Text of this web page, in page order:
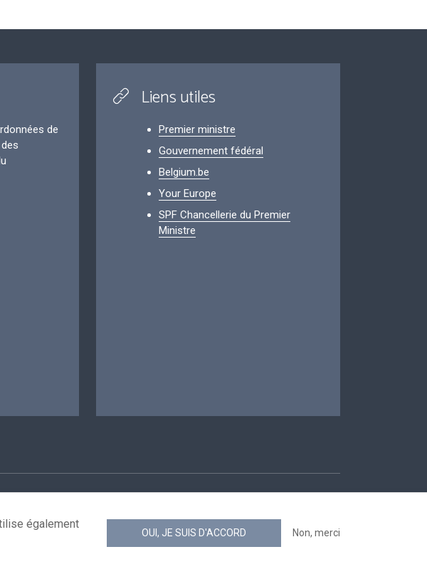
de
Liens utiles
Premier ministre
Gouvernement fédéral
Belgium.be
Your Europe
SPF Chancellerie du Premier
Ministre
également
OUI, JE SUIS D'ACCORD Non, merci